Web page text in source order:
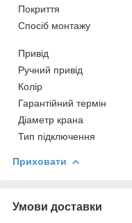
Покриття
Спосіб монтажу
Привід
Ручний привід
Колір
Гарантійний термін
Діаметр крана
Тип підключення
Приховати
Умови доставки